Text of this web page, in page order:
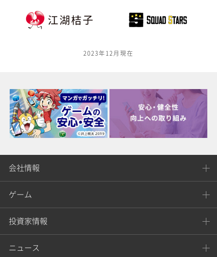
2023年12月現在
会社情報
ゲーム
投資家情報
ニュース